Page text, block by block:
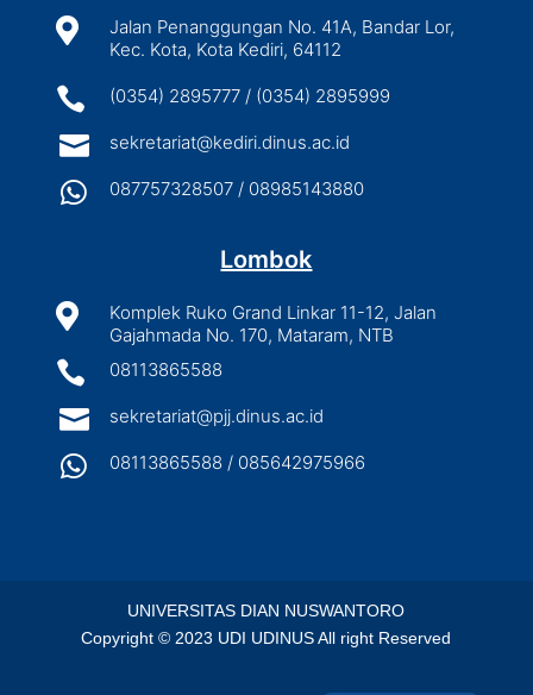

Jalan Penanggungan No. 41A, Bandar Lor,
Kec. Kota, Kota Kediri, 64112
 (0354) 2895777 / (0354) 2895999
 sekretariat@kediri.dinus.ac.id
 087757328507 / 08985143880
Lombok

Komplek Ruko Grand Linkar 11-12, Jalan
Gajahmada No. 170, Mataram, NTB
 08113865588
 sekretariat@pjj.dinus.ac.id
 08113865588 / 085642975966
UNIVERSITAS DIAN NUSWANTORO
Copyright © 2023 UDI UDINUS All right Reserved